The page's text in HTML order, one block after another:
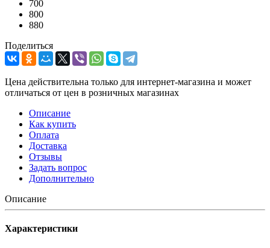
700
800
880
Поделиться
Цена действительна только для интернет-магазина и может
отличаться от цен в розничных магазинах
Описание
Как купить
Оплата
Доставка
Отзывы
Задать вопрос
Дополнительно
Описание
Характеристики